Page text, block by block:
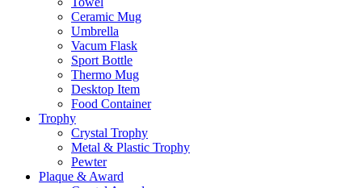
Ceramic Mug
Umbrella
Vacum Flask
Sport Bottle
Thermo Mug
Desktop Item
Food Container
Trophy
Crystal Trophy
Metal & Plastic Trophy
Pewter
Plaque & Award